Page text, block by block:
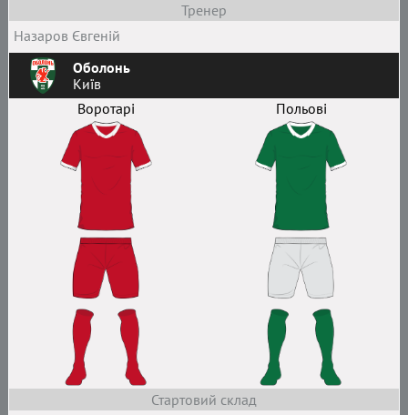
Тренер
Назаров Євгеній
Оболонь
Київ
Воротарі
Польові
Стартовий склад